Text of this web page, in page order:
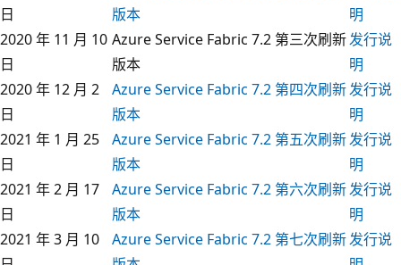
日
版本
明
2020 年 11 月 10
日
Azure Service Fabric 7.2 第三次刷新
版本
发行说
明
2020 年 12 月 2
日
Azure Service Fabric 7.2 第四次刷新
版本
发行说
明
2021 年 1 月 25
日
Azure Service Fabric 7.2 第五次刷新
版本
发行说
明
2021 年 2 月 17
日
Azure Service Fabric 7.2 第六次刷新
版本
发行说
明
2021 年 3 月 10
Azure Service Fabric 7.2 第七次刷新发行说